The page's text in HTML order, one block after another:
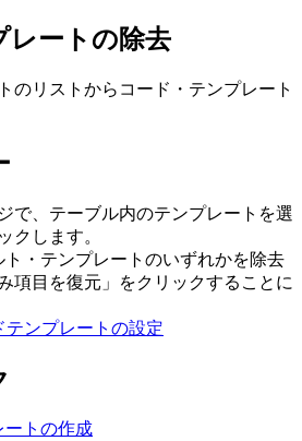
レートの除去
のリストからコード・テンプレート
で、テーブル内のテンプレートを選
クします。
・テンプレートのいずれかを除去
項目を復元」
をクリックすることに
テンプレートの設定
ートの作成